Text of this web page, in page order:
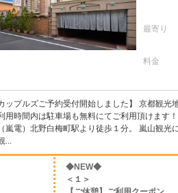
最寄り
料金
カップルズご予約受付開始しました】 京都観
用時間内は駐車場も無料にてご利用頂けます
嵐電）北野白梅町駅より徒歩１分。 嵐山観光
...
◆NEW◆
＜１＞